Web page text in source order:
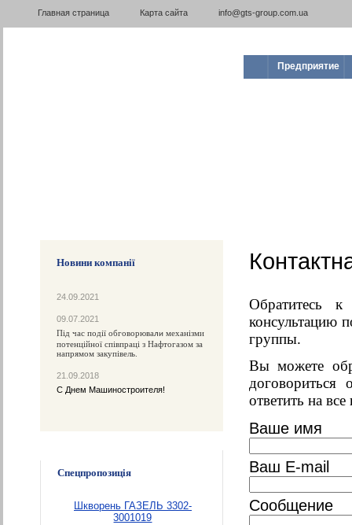
Главная страница Карта сайта info@gts-group.com.ua
Предприятие
Новини компанії
24.09.2021
09.07.2021
Під час події обговорювали механізми
потенційної співпраці з Нафтогазом за
напрямом закупівель.
21.09.2018
С Днем Машиностроителя!
Спецпропозиція
Шкворень ГАЗЕЛЬ 3302-
3001019
Обратитесь
консультацию
группы.
Вы можете
ответить на
Ваше имя
Ваш E-mail
Сообщение